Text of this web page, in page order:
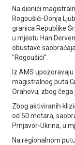
Na dionici
Rogoušići-Donja
granica Republike
u mjestu Han
obustave
"Rogoušići".
Iz AMS
magistralnog puta
Orahovu, zbog
Zbog aktiviranih
od 50 metara,
Prnjavor-Ukrina, u
Na regionalnom